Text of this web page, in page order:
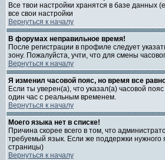
Все твои настройки хранятся в базе данных
все свои настройки
Вернуться к началу
В форумах неправильное время!
После регистрации в профиле следует
зону. Пожалуйста, учти, что для смены
Вернуться к началу
Я изменил часовой пояс, но время все
Если ты уверен(а), что указал(а) часовой
один час с реальным временем.
Вернуться к началу
Моего языка нет в списке!
Причина скорее всего в том, что
требуемый язык. Если же поддержки
страницы)
Вернуться к началу